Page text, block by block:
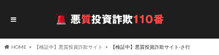
HOME 【検証中】悪質投資詐欺サイト 【検証中】悪質投資詐欺サイト-さ行